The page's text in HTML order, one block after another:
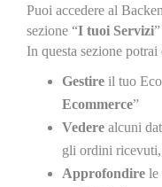
Puoi accedere al
sezione “I tuoi Servizi
In questa sezione
Gestire il tuo
Ecommerce”
Vedere alcuni
gli ordini ricevuti,
Approfondire le